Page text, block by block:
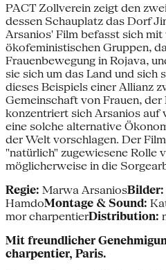
PACT Zollverein zeigt den
dessen Schauplatz das Dorf
Arsanios' Film befasst sich mit
ökofeministischen Gruppen,
Frauenbewegung in Rojava,
sie sich um das Land und sich
dieses Beispiels einer Allianz
Gemeinschaft von Frauen, der
konzentriert sich Arsanios auf
eine solche alternative
der Welt vorschlagen. Der
"natürlich" zugewiesene Rolle
möglicherweise in die
Regie: Marwa ArsaniosBilder:
HamdoMontage & Sound:
mor charpentierDistribution:
Mit freundlicher
charpentier, Paris.